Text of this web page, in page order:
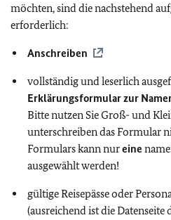
möchten, sind die nachstehend
erforderlich:
Anschreiben
vollständig und leserlich
Erklärungsformular zur
Bitte nutzen Sie Groß- und
unterschreiben das Formular
Formulars kann nureine
ausgewählt werden!
gültige Reisepässe oder
(ausreichend ist die Datenseite